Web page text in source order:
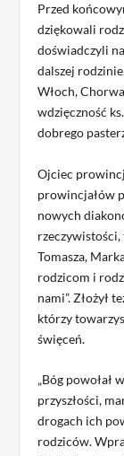
Przed
dziękowali
doświadczyli
dalszej
Włoch,
wdzięczność
dobrego
Ojciec
prowincjałów
nowych
rzeczywistości,
Tomasza,
rodzicom i
nami”. Złożył
którzy
święceń.
„Bóg powołał
przyszłości,
drogach ich
rodziców.